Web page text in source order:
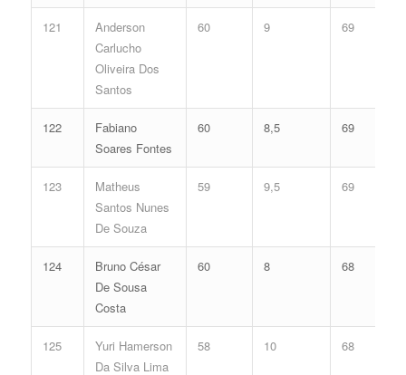
121
Anderson
Carlucho
Oliveira Dos
Santos
60 9 69
122
Fabiano
Soares Fontes
60 8,5 69
123
Matheus
Santos Nunes
De Souza
59 9,5 69
124
Bruno César
De Sousa
Costa
60 8 68
125
Yuri Hamerson
Da Silva Lima
58 10 68